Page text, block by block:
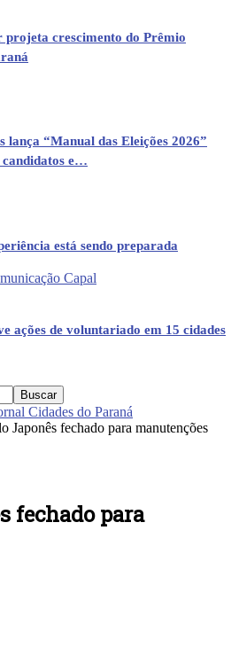
projeta crescimento do Prêmio
lança “Manual das Eleições 2026”
e…
está sendo preparada
ações de voluntariado em 15 cidades
Cidades do Paraná
Japonês fechado para manutenções
fechado para